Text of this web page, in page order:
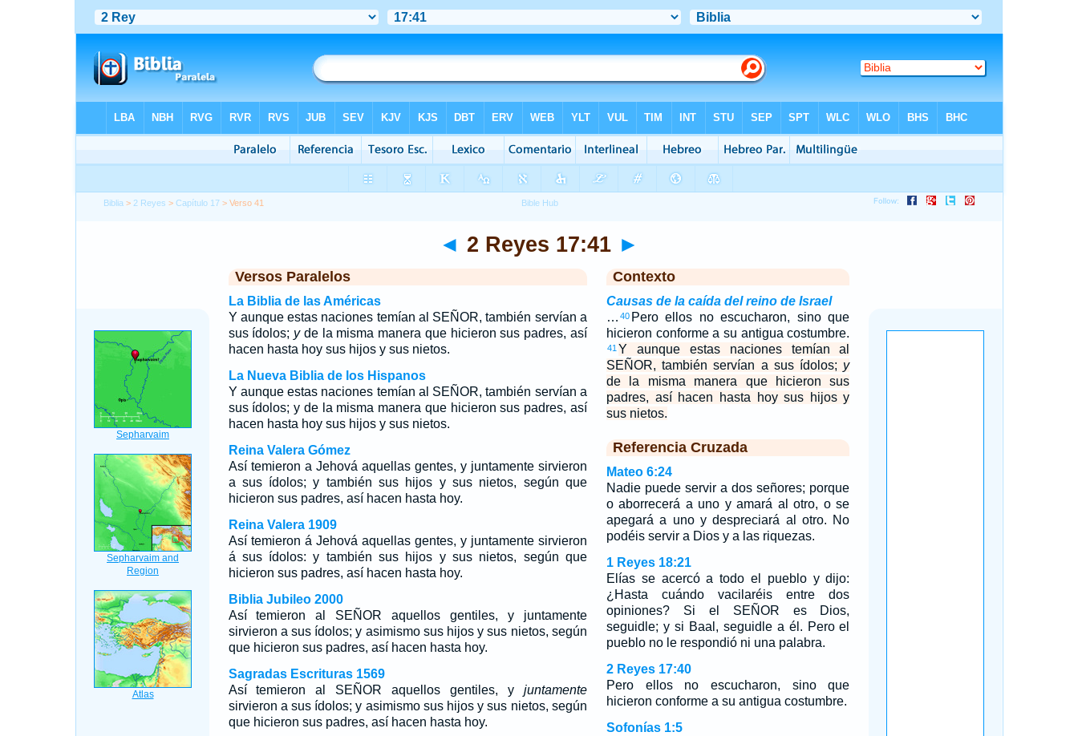
Biblia > 2 Reyes >Capítulo 17 > Verso 41
◄ 2 Reyes 17:41 ►
Versos Paralelos
La Biblia de las Américas
Y aunque estas naciones temían al SEÑOR, también servían a
sus ídolos; yde la misma manera que hicieron sus padres, así
hacen hasta hoy sus hijos y sus nietos.
La Nueva Biblia de los Hispanos
Y aunque estas naciones temían al SEÑOR, también servían a
sus ídolos; y de la misma manera que hicieron sus padres, así
hacen hasta hoy sus hijos y sus nietos.
Reina Valera Gómez
Así temieron a Jehová aquellas gentes, y juntamente sirvieron
a sus ídolos; y también sus hijos y sus nietos, según que
hicieron sus padres, así hacen hasta hoy.
Reina Valera 1909
Así temieron á Jehová aquellas gentes, y juntamente sirvieron
á sus ídolos: y también sus hijos y sus nietos, según que
hicieron sus padres, así hacen hasta hoy.
Biblia Jubileo 2000
Así temieron al SEÑOR aquellos gentiles, y juntamente
sirvieron a sus ídolos; y asimismo sus hijos y sus nietos, según
que hicieron sus padres, así hacen hasta hoy.
Sagradas Escrituras 1569
Así temieron al SEÑOR aquellos gentiles, y juntamente
sirvieron a sus ídolos; y asimismo sus hijos y sus nietos, según
que hicieron sus padres, así hacen hasta hoy.
Contexto
Causas de la caída del reino de Israel
… 40 Pero ellos no escucharon, sino que
hicieron conforme a su antigua costumbre.
41 Y aunque estas naciones temían al
SEÑOR, también servían a sus ídolos; y
de la misma manera que hicieron sus
padres, así hacen hasta hoy sus hijos y
sus nietos.
Referencia Cruzada
Mateo 6:24
Nadie puede servir a dos señores; porque
o aborrecerá a uno y amará al otro, o se
apegará a uno y despreciará al otro. No
podéis servir a Dios y a las riquezas.
1 Reyes 18:21
Elías se acercó a todo el pueblo y dijo:
¿Hasta cuándo vacilaréis entre dos
opiniones? Si el SEÑOR es Dios,
seguidle; y si Baal, seguidle a él. Pero el
pueblo no le respondió ni una palabra.
2 Reyes 17:40
Pero ellos no escucharon, sino que
hicieron conforme a su antigua costumbre.
Sofonías 1:5